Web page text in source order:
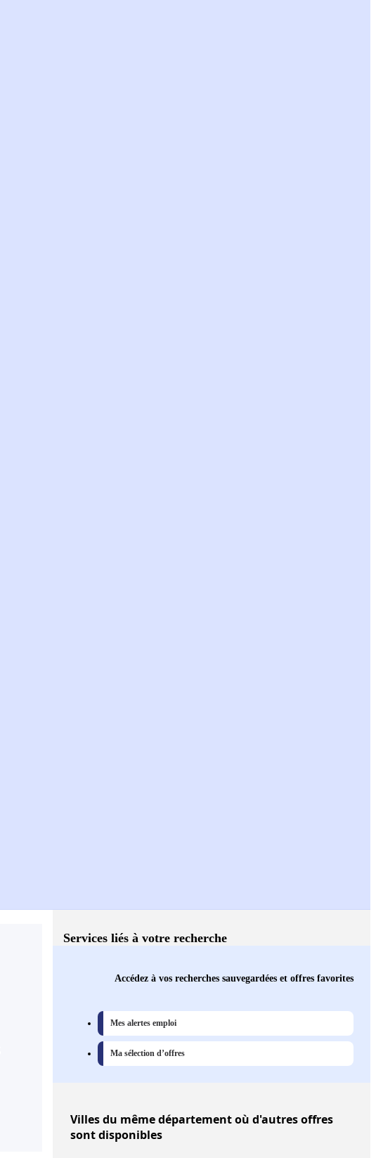
Services liés à votre recherche
Accédez à vos recherches sauvegardées et offres favorites
Mes alertes emploi
Ma sélection d’offres
Villesdu même département où d'autres offres
sont disponibles